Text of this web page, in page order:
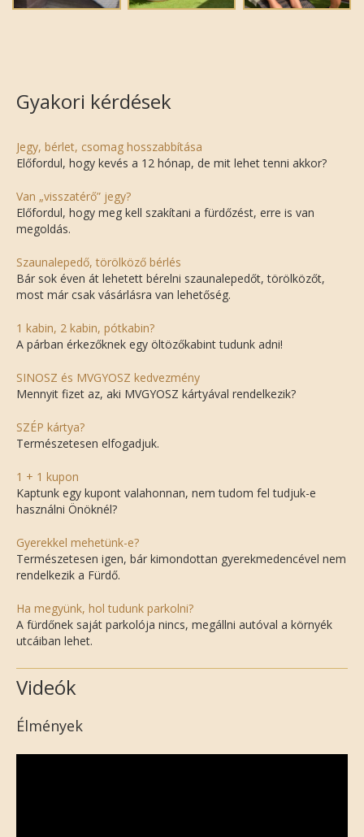
Gyakori kérdések
Jegy, bérlet, csomag hosszabbítása
Előfordul, hogy kevés a 12 hónap, de mit lehet tenni akkor?
Van „visszatérő” jegy?
Előfordul, hogy meg kell szakítani a fürdőzést, erre is van
megoldás.
Szaunalepedő, törölköző bérlés
Bár sok éven át lehetett bérelni szaunalepedőt, törölközőt,
most már csak vásárlásra van lehetőség.
1 kabin, 2 kabin, pótkabin?
A párban érkezőknek egy öltözőkabint tudunk adni!
SINOSZ és MVGYOSZ kedvezmény
Mennyit fizet az, aki MVGYOSZ kártyával rendelkezik?
SZÉP kártya?
Természetesen elfogadjuk.
1 + 1 kupon
Kaptunk egy kupont valahonnan, nem tudom fel tudjuk-e
használni Önöknél?
Gyerekkel mehetünk-e?
Természetesen igen, bár kimondottan gyerekmedencével nem
rendelkezik a Fürdő.
Ha megyünk, hol tudunk parkolni?
A fürdőnek saját parkolója nincs, megállni autóval a környék
utcáiban lehet.
Videók
Élmények